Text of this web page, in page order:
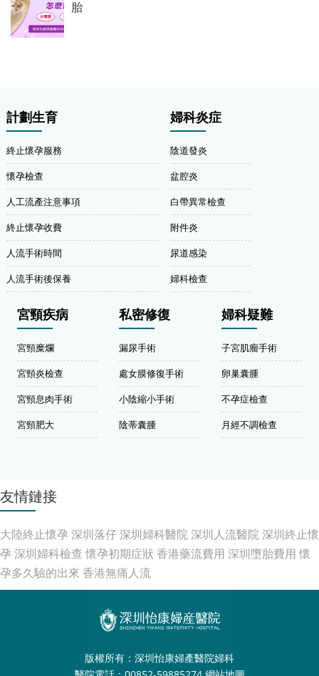
胎
計劃生育
終止懷孕服務
懷孕檢查
人工流產注意事項
終止懷孕收費
人流手術時間
人流手術後保養
婦科炎症
陰道發炎
盆腔炎
白帶異常檢查
附件炎
尿道感染
婦科檢查
宮頸疾病
宮頸糜爛
宮頸炎檢查
宮頸息肉手術
宮頸肥大
私密修復
漏尿手術
處女膜修復手術
小陰縮小手術
陰蒂囊腫
婦科疑難
子宮肌瘤手術
卵巢囊腫
不孕症檢查
月經不調檢查
友情鏈接
大陸終止懷孕 深圳落仔深圳婦科醫院深圳人流醫院深圳終止懷
孕 深圳婦科檢查 懷孕初期症狀 香港藥流費用 深圳墮胎費用 懷
孕多久驗的出來 香港無痛人流
版權所有：深圳怡康婦產醫院婦科